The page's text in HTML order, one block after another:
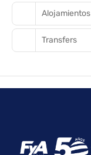
Alojamientos
Transfers